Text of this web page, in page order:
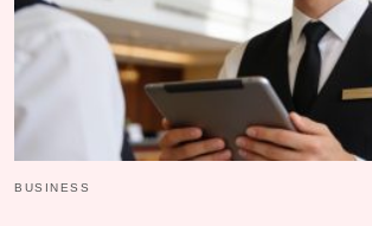
BUSINESS